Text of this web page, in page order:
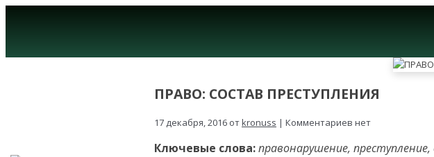
ПРАВО: СОСТАВ ПРЕСТУПЛЕНИЯ
17 декабря, 2016 отkronuss | Комментариев нет
Ключевые слова:правонарушение,